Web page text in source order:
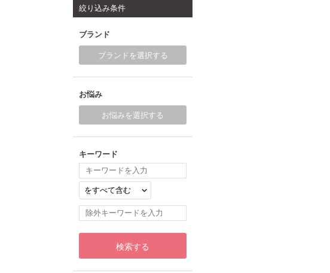
絞り込み条件
ブランド
ブランドを選択する
お悩み
お悩みを選択する
キーワード
検索する